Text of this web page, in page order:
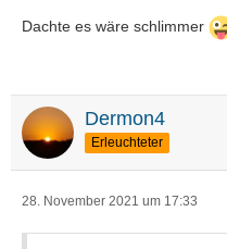
Dachte es wäre schlimmer
Dermon4
Erleuchteter
28. November 2021 um 17:33